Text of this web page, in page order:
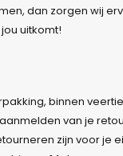
dan zorgen wij
uitkomt!
binnen
van je
zijn voor je